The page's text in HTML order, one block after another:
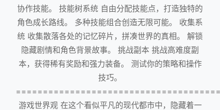
协作技能。 技能树系统 自由分配技能点，打造独特的
角色成长路线。 多种技能组合创造无限可能。 收集系
统 收集散落各处的记忆碎片，拼凑世界的真相。 解锁
隐藏剧情和角色背景故事。 挑战副本 挑战高难度副
本，获得稀有奖励和强力装备。 测试你的策略和操作
技巧。
游戏世界观 在这个看似平凡的现代都市中，隐藏着一